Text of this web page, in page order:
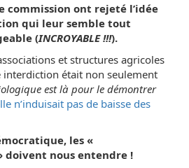
commission ont rejeté l’idée
qui leur semble tout
(INCROYABLE !!!).
et structures agricoles
interdiction était non seulement
est là pour le démontrer
n’induisait pas de baisse des
les «
doivent nous entendre !